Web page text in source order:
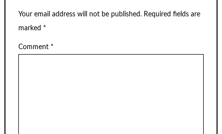
Your email address will not be published. Required fields are
marked *
Comment *